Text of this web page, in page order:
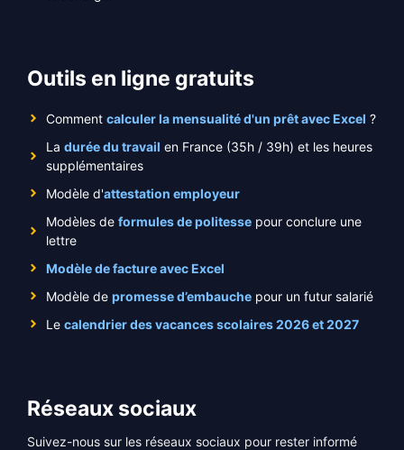
Outils en ligne gratuits
Comment calculer la mensualité d'un prêt avec Excel ?
La durée du travail en France (35h / 39h) et les heures
supplémentaires
Modèle d'attestation employeur
Modèles de formules de politesse pour conclure une
lettre
Modèle de facture avec Excel
Modèle de promesse d’embauche pour un futur salarié
Le calendrier des vacances scolaires 2026 et 2027
Réseaux sociaux
Suivez-nous sur les réseaux sociaux pour rester informé